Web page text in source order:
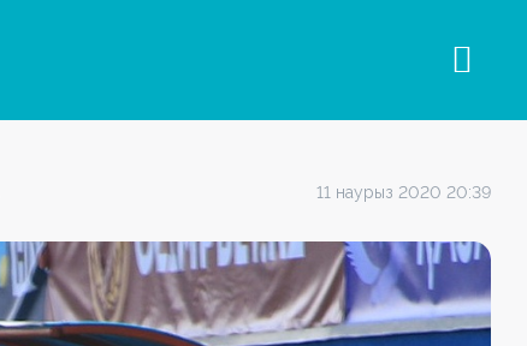
11 наурыз 2020 20:39